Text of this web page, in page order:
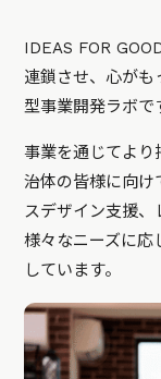
IDEAS FOR
連鎖させ、心がも
型事業開発ラボで
事業を通じてより
治体の皆様に向け
スデザイン支援、
様々なニーズに応
しています。